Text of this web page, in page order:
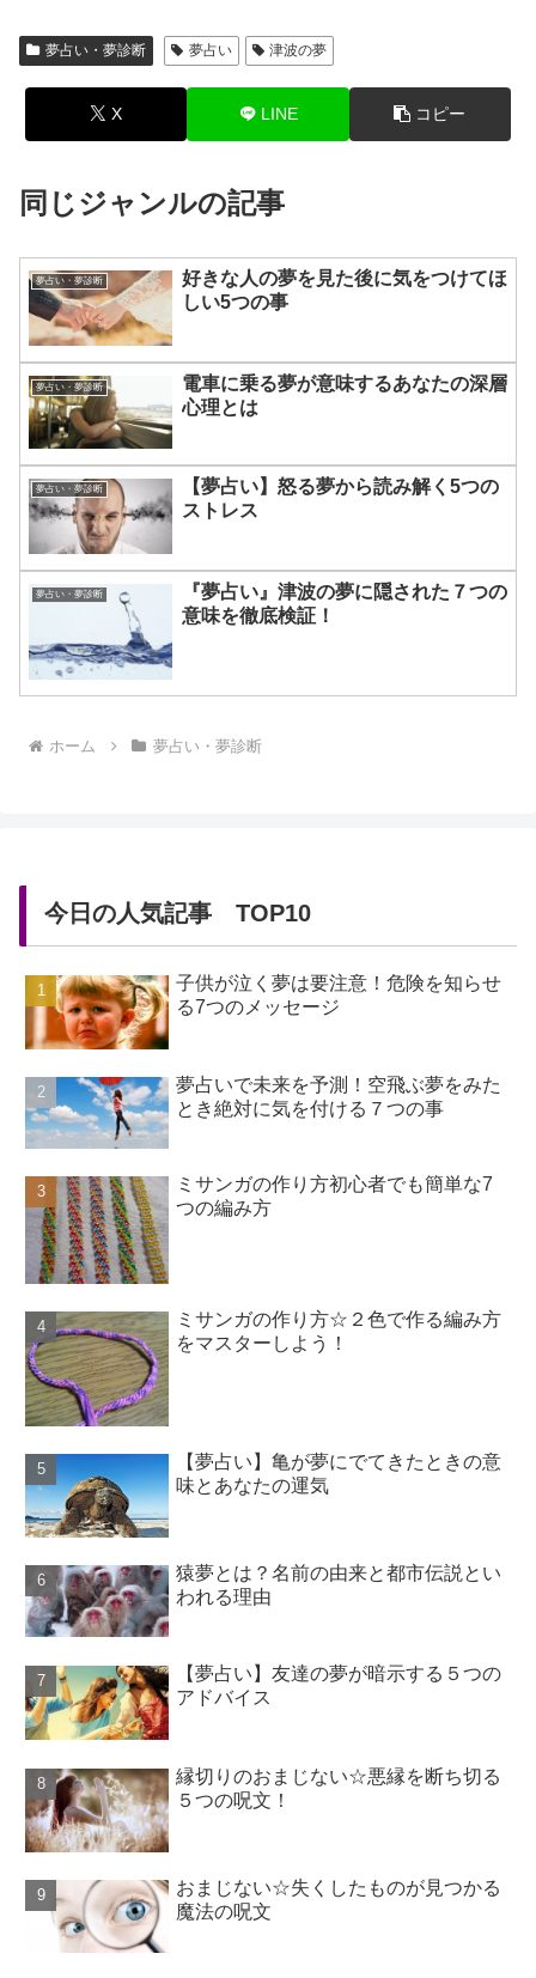
夢占い・夢診断 夢占い 津波の夢
X LINE コピー
同じジャンルの記事
夢占い・夢診断
好きな人の夢を見た後に気をつけてほ
しい5つの事
夢占い・夢診断
電車に乗る夢が意味するあなたの深層
心理とは
夢占い・夢診断
【夢占い】怒る夢から読み解く5つの
ストレス
夢占い・夢診断
『夢占い』津波の夢に隠された７つの
意味を徹底検証！
ホーム 夢占い・夢診断
今日の人気記事 TOP10
子供が泣く夢は要注意！危険を知らせ
る7つのメッセージ
夢占いで未来を予測！空飛ぶ夢をみた
とき絶対に気を付ける７つの事
ミサンガの作り方初心者でも簡単な7
つの編み方
ミサンガの作り方☆２色で作る編み方
をマスターしよう！
【夢占い】亀が夢にでてきたときの意
味とあなたの運気
猿夢とは？名前の由来と都市伝説とい
われる理由
【夢占い】友達の夢が暗示する５つの
アドバイス
縁切りのおまじない☆悪縁を断ち切る
５つの呪文！
おまじない☆失くしたものが見つかる
魔法の呪文